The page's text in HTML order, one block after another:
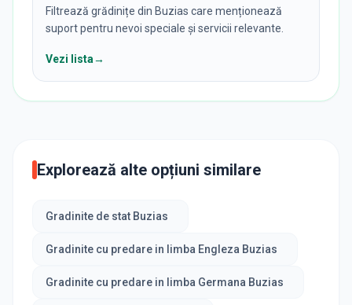
Filtrează grădinițe din Buzias care menționează
suport pentru nevoi speciale și servicii relevante.
Vezi lista→
Explorează alte opțiuni similare
Gradinite de stat Buzias
Gradinite cu predare in limba Engleza Buzias
Gradinite cu predare in limba Germana Buzias